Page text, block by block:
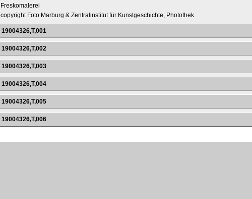
Freskomalerei
copyright Foto Marburg & Zentralinstitut für Kunstgeschichte, Photothek
19004326,T,001
19004326,T,002
19004326,T,003
19004326,T,004
19004326,T,005
19004326,T,006